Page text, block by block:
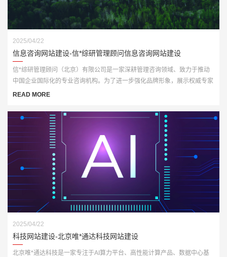
2025/04/22
信息咨询网站建设-信*综研管理顾问信息咨询网站建设
信*综研管理顾问（北京）有限公司是一家深耕管理咨询领域、致力于推动
中国企业国际化的专业咨询机构。为了进一步强化品牌形象，展示权威专家
资源与咨询成果，客户委托我们打造一套全新官网平台，实现从品牌传播到
READ MORE
2025/04/22
科技网站建设-北京唯*通达科技网站建设
北京唯*通达科技是一家专注于AI算力平台、高性能计算产品、数据中心基